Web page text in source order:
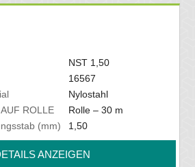
NST 1,50
16567
Nylostahl
ROLLE
Rolle – 30 m
(mm)
1,50
ANZEIGEN